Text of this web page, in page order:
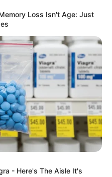
Αφαίρεση εμφυτεύματος και
βιοτσιπ από τις δυνάμεις
του φωτός
Loss Isn't Age: Just
- Here's The Aisle It's